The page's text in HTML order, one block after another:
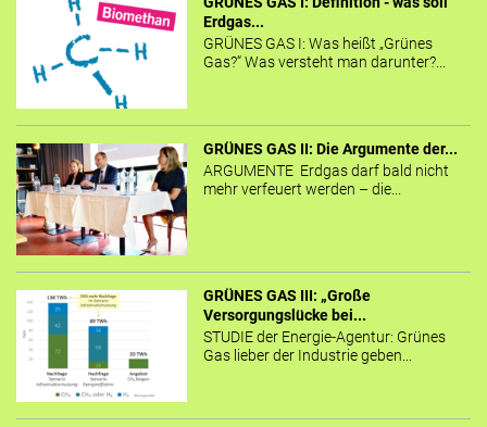
Erdgas...
GRÜNES GAS I: Was heißt „Grünes
Gas?“ Was versteht man darunter?...
GRÜNES GAS II: Die Argumente der...
ARGUMENTE Erdgas darf bald nicht
mehr verfeuert werden – die...
GRÜNES GAS III: „Große
Versorgungslücke bei...
STUDIE der Energie-Agentur: Grünes
Gas lieber der Industrie geben...